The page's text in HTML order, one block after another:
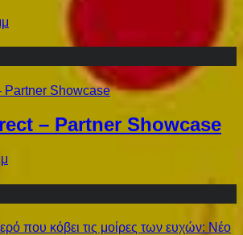
– Partner Showcase